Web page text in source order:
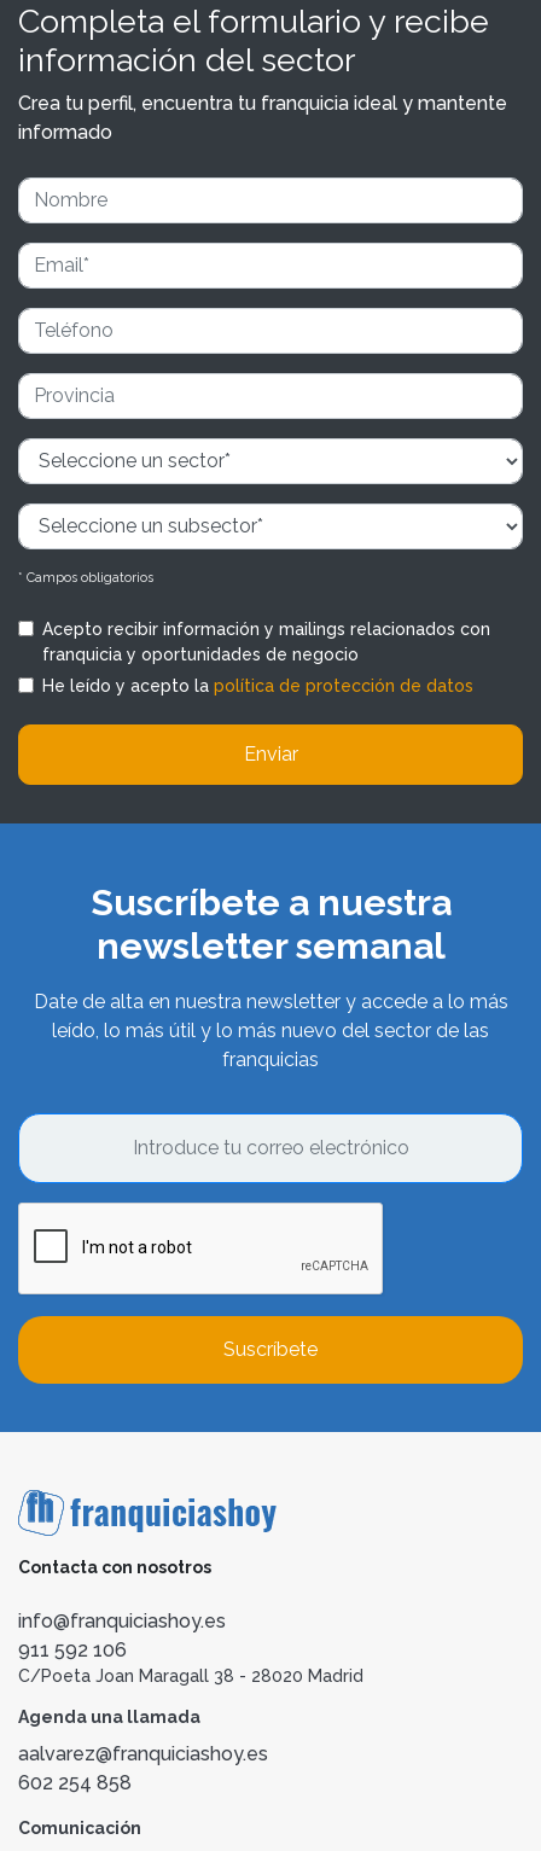
Completa el formulario y recibe
información del sector
Crea tu perfil, encuentra tu franquicia ideal y mantente
informado
* Campos obligatorios
Acepto recibir información y mailings relacionados con
franquicia y oportunidades de negocio
He leído y acepto la política de protección de datos
Enviar
Suscríbete a nuestra
newsletter semanal
Date de alta en nuestra newsletter y accede a lo más
leído, lo más útil y lo más nuevo del sector de las
franquicias
Suscríbete
Contacta con nosotros
info@franquiciashoy.es
911 592 106
C/Poeta Joan Maragall 38 - 28020 Madrid
Agenda una llamada
aalvarez@franquiciashoy.es
602 254 858
Comunicación